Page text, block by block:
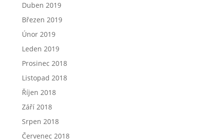
Duben 2019
Březen 2019
Únor 2019
Leden 2019
Prosinec 2018
Listopad 2018
Říjen 2018
Září 2018
Srpen 2018
Červenec 2018